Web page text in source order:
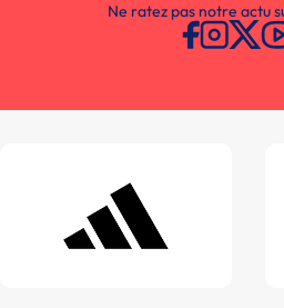
Ne ratez pas notre actu